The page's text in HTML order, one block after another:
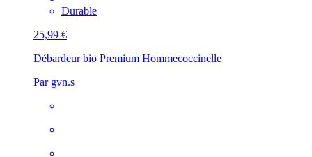
Durable
25,99 €
Débardeur bio Premium Hommecoccinelle
Par gvn.s